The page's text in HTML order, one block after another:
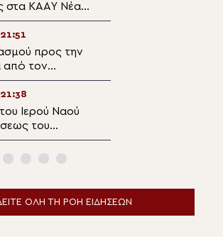
στα ΚΑΑΥ Νέας
προς την
από τον
Σπάρτης στη
Ιερού Ναού
του
Λέρο
ΟΛΗ ΤΗ ΡΟΗ ΕΙΔΗΣΕΩΝ